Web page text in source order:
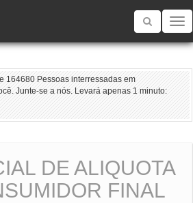
Toggle
164680 Pessoas interressadas em
Junte-se a nós. Levará apenas 1 minuto:
DE ALIQUOTA
FINAL